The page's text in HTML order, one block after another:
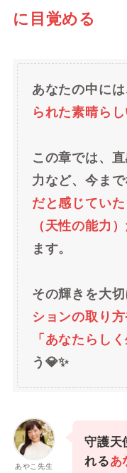
に目覚める
あなたの中に
られた素晴ら
この章では、
力など、今ま
だと感じてい
（天性の能力
ます。
その輝きを大切
ションの取り
「あなたらし
う💎✨
あやこ先生
守護天
れるあ